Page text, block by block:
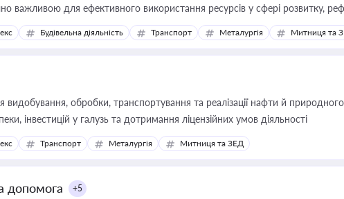
важливою для ефективного використання ресурсів у сфері розвитку,
Будівельна діяльність Транспорт Металургія Митниця та
видобування, обробки, транспортування та реалізації нафти й
інвестицій у галузь та дотримання ліцензійних умов діяльності
Транспорт Металургія Митниця та ЗЕД
допомога +5